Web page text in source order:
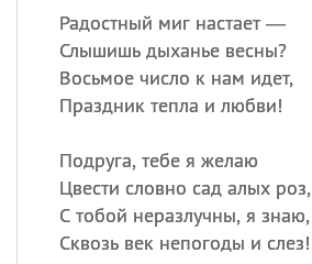
Радостный миг настает —
Слышишь дыханье весны?
Восьмое число к нам идет,
Праздник тепла и любви!
Подруга, тебе я желаю
Цвести словно сад алых роз,
С тобой неразлучны, я знаю,
Сквозь век непогоды и слез!